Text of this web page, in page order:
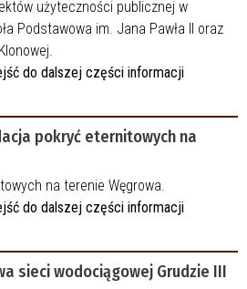
użyteczności publicznej w
Podstawowa im. Jana Pawła II oraz
do dalszej części informacji
pokryć eternitowych na
na terenie Węgrowa.
do dalszej części informacji
sieci wodociągowej Grudzie III